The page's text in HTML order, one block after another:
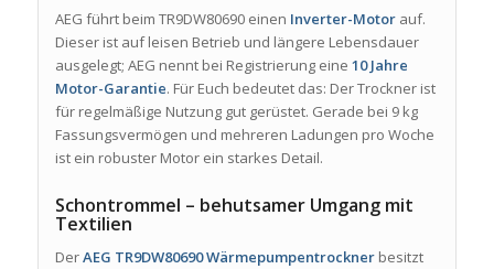
AEG führt beim TR9DW80690 einen Inverter-Motorauf.
Dieser ist auf leisen Betrieb und längere Lebensdauer
ausgelegt; AEG nennt bei Registrierung eine 10 Jahre
Motor-Garantie. Für Euch bedeutet das: Der Trockner ist
für regelmäßige Nutzung gut gerüstet. Gerade bei 9 kg
Fassungsvermögen und mehreren Ladungen pro Woche
ist ein robuster Motor ein starkes Detail.
Schontrommel – behutsamer Umgang mit
Textilien
DerAEG TR9DW80690 Wärmepumpentrocknerbesitzt